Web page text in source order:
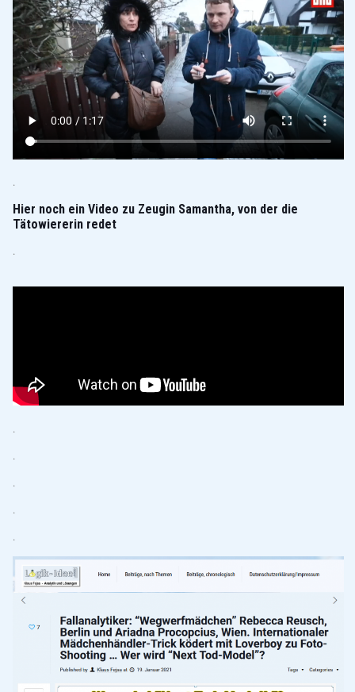
.
Hier noch ein Video zu Zeugin Samantha, von der die
Tätowiererin redet
.
.
.
.
.
.